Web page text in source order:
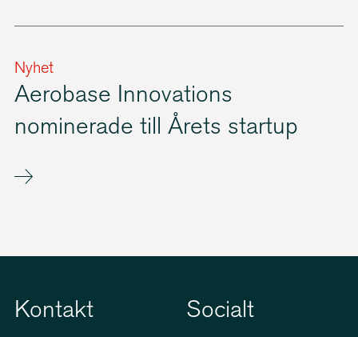
Nyhet
Aerobase Innovations
nominerade till Årets startup
Kontakt Socialt